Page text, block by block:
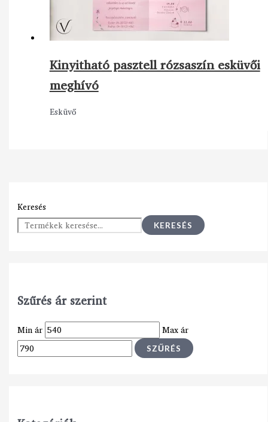
Keresés
KERESÉS
Szűrés ár szerint
Min ár Max ár
SZŰRÉS
Kinyitható pasztell rózsaszín esküvői
meghívó
Esküvő